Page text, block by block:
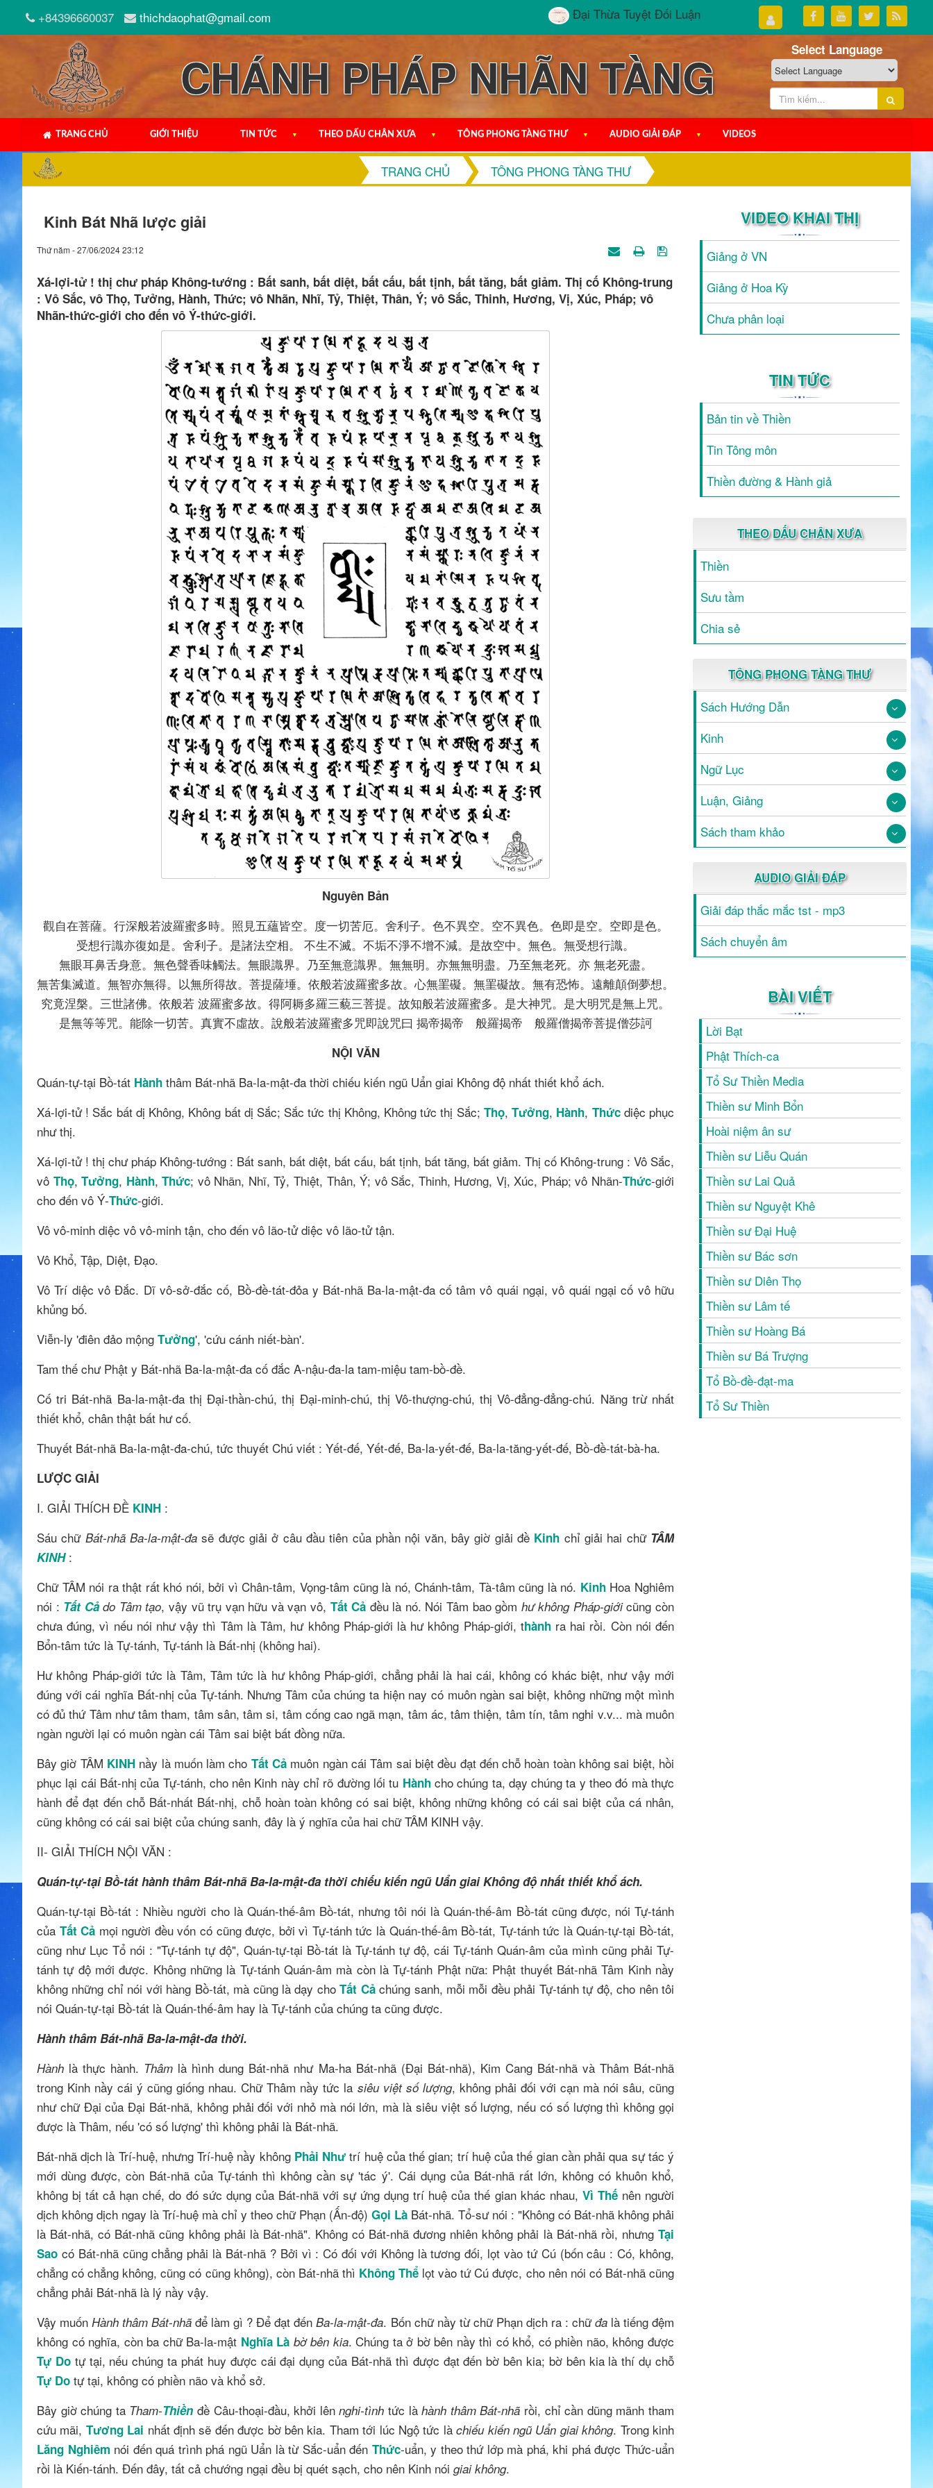
+84396660037 thichdaophat@gmail.com Đại Thừa Tuyệt Đối Luận - phần III Đại Thừa Tuyệt Đối Luận - phần II
CHÁNH PHÁP NHÃN TÀNG Select Language
TRANG CHỦ GIỚI THIỆU TIN TỨC ▼ THEO DẤU CHÂN XƯA ▼ TÔNG PHONG TÀNG THƯ ▼ AUDIO GIẢI ĐÁP ▼ VIDEOS
TRANG CHỦ TÔNG PHONG TÀNG THƯ
Kinh Bát Nhã lược giải
Thứ năm - 27/06/2024 23:12
Xá-lợi-tử ! thị chư pháp Không-tướng : Bất sanh, bất diệt, bất cấu, bất tịnh, bất tăng, bất giảm. Thị cố Không-trung
: Vô Sắc, vô Thọ, Tưởng, Hành, Thức; vô Nhãn, Nhĩ, Tỷ, Thiệt, Thân, Ý; vô Sắc, Thinh, Hương, Vị, Xúc, Pháp; vô
Nhãn-thức-giới cho đến vô Ý-thức-giới.
Nguyên Bản
觀自在菩薩。行深般若波羅蜜多時。照見五蘊皆空。度一切苦厄。舍利子。色不異空。空不異色。色即是空。空即是色。
受想行識亦復如是。舍利子。是諸法空相。 不生不滅。不垢不淨不增不減。是故空中。無色。無受想行識。
無眼耳鼻舌身意。無色聲香味觸法。無眼識​界。乃至無意識界。無無明。亦無無明盡。乃至無老死。亦 無老死盡。
無苦集滅道。無智亦無得。以無所得故。菩提薩埵。依般若波羅蜜多故。心無罣礙。無罣礙故。無有恐怖。遠離顛倒夢想。
究竟涅槃。三世諸佛。依般若 波羅蜜多故。得阿耨多羅三藐三菩提。故知般若波羅蜜多。是大神咒。是大明咒是無上咒。
是無等等咒。能除一切苦。真實不虛故。說般若波羅蜜多咒即說咒曰 揭帝揭帝 般羅揭帝 般羅僧揭帝菩提僧莎訶
NỘI V​ĂN
Quán-tự-tại Bồ-tát Hành thâm Bát-nhã Ba-la-mật-đa thời chiếu kiến ngũ Uẩn giai Không độ nhất thiết khổ ách.
Xá-lợi-tử ! Sắc bất dị Không, Không bất dị Sắc; Sắc tức thị Không, Không tức thị Sắc; Thọ,Tưởng, Hành, Thứcdiệc phục
như thị.
Xá-lợi-tử ! thị chư pháp Không-tướng : Bất sanh, bất diệt, bất cấu, bất tịnh, bất tăng, bất giảm. Thị cố Không-trung : Vô Sắc,
vô Thọ,Tưởng, Hành,Thức; vô Nhãn, Nhĩ, Tỷ, Thiệt, Thân, Ý; vô Sắc, Thinh, Hương, Vị, Xúc, Pháp; vô Nhãn-Thức-giới
cho đến vô Ý-Thức-giới.
Vô vô-minh diệc vô vô-minh tận, cho đến vô lão-tử diệc vô lão-tử tận.
Vô Khổ, Tập, Diệt, Đạo.
Vô Trí diệc vô Đắc. Dĩ vô-sở-đắc cố, Bồ-đề-tát-đỏa y Bát-nhã Ba-la-mật-đa cố tâm vô quái ngại, vô quái ngại cố vô hữu
khủng bố.
Viễn-ly 'điên đảo mộng Tưởng', 'cứu cánh niết-bàn'.
Tam thế chư Phật y Bát-nhã Ba-la-mật-đa cố đắc A-nậu-đa-la tam-miệu tam-bồ-đề.
Cố tri Bát-nhã Ba-la-mật-đa thị Đại-thần-chú, thị Đại-minh-chú, thị Vô-thượng-chú, thị Vô-đẳng-đẳng-chú. Năng trừ nhất
thiết khổ, chân thật bất hư cố.
Thuyết Bát-nhã Ba-la-mật-đa-chú, tức thuyết Chú viết : Yết-đế, Yết-đế, Ba-la-yết-đế, Ba-la-tăng-yết-đế, Bồ-đề-tát-bà-ha.
LƯỢC GI​ẢI
I. GIẢI THÍCH ĐỀ KINH :
Sáu chữ Bát-nhã Ba-la-mật-đa sẽ được giải ở câu đầu tiên của phần nội văn, bây giờ giải đề Kinh chỉ giải hai chữ TÂM
KINH:
Chữ TÂM nói ra thật rất khó nói, bởi vì Chân-tâm, Vọng-tâm cũng là nó, Chánh-tâm, Tà-tâm cũng là nó. KinhHoa Nghiêm
nói : Tất Cảdo Tâm tạo, vậy vũ trụ vạn hữu và vạn vô, Tất Cả đều là nó. Nói Tâm bao gồm hư không Pháp-giớicũng còn
chưa đúng, vì nếu nói như vậy thì Tâm là Tâm, hư không Pháp-giới là hư không Pháp-giới, tHànhra hai rồi. Còn nói đến
Bổn-tâm tức là Tự-tánh, Tự-tánh là Bất-nhị (không hai).
Hư không Pháp-giới tức là Tâm, Tâm tức là hư không Pháp-giới, chẳng phải là hai cái, không có khác biệt, như vậy mới
đúng với cái nghĩa Bất-nhị của Tự-tánh. Nhưng Tâm của chúng ta hiện nay có muôn ngàn sai biệt, không những một mình
có đủ thứ Tâm như tâm tham, tâm sân, tâm si, tâm cống cao ngã mạn, tâm ác, tâm thiện, tâm tín, tâm nghi v.v... mà muôn
ngàn người lại có muôn ngàn cái Tâm sai biệt bất đồng nữa.
Bây giờ TÂM KINHnầy là muốn làm cho Tất Cả muôn ngàn cái Tâm sai biệt đều đạt đến chỗ hoàn toàn không sai biệt, hồi
phục lại cái Bất-nhị của Tự-tánh, cho nên Kinh này chỉ rõ đường lối tu Hànhcho chúng ta, dạy chúng ta y theo đó mà thực
hành để đạt đến chỗ Bất-nhất Bất-nhị, chỗ hoàn toàn không có sai biệt, không những không có cái sai biệt của cá nhân,
cũng không có cái sai biệt của chúng sanh, đây là ý nghĩa của hai chữ TÂM KINH vậy.
II- GIẢI THÍCH NỘI VĂN :
Quán-tự-tại Bồ-tát hành thâm Bát-nhã Ba-la-mật-đa thời chiếu kiến ngũ Uẩn giai Không độ nhất thiết khổ ách.
Quán-tự-tại Bồ-tát : Nhiều người cho là Quán-thế-âm Bồ-tát, nhưng tôi nói là Quán-thế-âm Bồ-tát cũng được, nói Tự-tánh
của Tất Cả mọi người đều vốn có cũng được, bởi vì Tự-tánh tức là Quán-thế-âm Bồ-tát, Tự-tánh tức là Quán-tự-tại Bồ-tát,
cũng như Lục Tổ nói : "Tự-tánh tự độ", Quán-tự-tại Bồ-tát là Tự-tánh tự độ, cái Tự-tánh Quán-âm của mình cũng phải Tự-
tánh tự độ mới được. Không những là Tự-tánh Quán-âm mà còn là Tự-tánh Phật nữa: Phật thuyết Bát-nhã Tâm Kinh nầy
không những chỉ nói với hàng Bồ-tát, mà cũng là dạy choTất Cảchúng sanh, mỗi mỗi đều phải Tự-tánh tự độ, cho nên tôi
nói Quán-tự-tại Bồ-tát là Quán-thế-âm hay là Tự-tánh của chúng ta cũng được.
Hành thâm Bát-nhã Ba-la-mật-đa thời.
Hành là thực hành. Thâm là hình dung Bát-nhã như Ma-ha Bát-nhã (Đại Bát-nhã), Kim Cang Bát-nhã và Thâm Bát-nhã
trong Kinh nầy cái ý cũng giống nhau. Chữ Thâm nầy tức la siêu việt số lượng, không phải đối với cạn mà nói sâu, cũng
như chữ Đại của Đại Bát-nhã, không phải đối với nhỏ mà nói lớn, mà là siêu việt số lượng, nếu có số lượng thì không gọi
được là Thâm, nếu 'có số lượng' thì không phải là Bát-nhã.
Bát-nhã dịch là Trí-huệ, nhưng Trí-huệ nầy không Phải Như trí huệ của thế gian; trí huệ của thế gian cần phải qua sự tác ý
mới dùng được, còn Bát-nhã của Tự-tánh thì không cần sự 'tác ý'. Cái dụng của Bát-nhã rất lớn, không có khuôn khổ,
không bị tất cả hạn chế, do đó sức dụng của Bát-nhã với sự ứng dụng trí huệ của thế gian khác nhau, Vì Thếnên người
dịch không dịch ngay là Trí-huệ mà chỉ y theo chữ Phạn (Ấn-độ) Gọi Là Bát-nhã. Tổ-sư nói : "Không có Bát-nhã không phải
là Bát-nhã, có Bát-nhã cũng không phải là Bát-nhã". Không có Bát-nhã đương nhiên không phải là Bát-nhã rồi, nhưng Tại
Sao có Bát-nhã cũng chẳng phải là Bát-nhã ? Bởi vì : Có đối với Không là tương đối, lọt vào tứ Cú (bốn câu : Có, không,
chẳng có chẳng không, cũng có cũng không), còn Bát-nhã thì Không Thể lọt vào tứ Cú được, cho nên nói có Bát-nhã cũng
chẳng phải Bát-nhã là lý nầy vậy.
Vậy muốnHành thâm Bát-nhã để làm gì ? Để đạt đếnBa-la-mật-đa. Bốn chữ nầy từ chữ Phạn dịch ra : chữđalà tiếng đệm
không có nghĩa, còn ba chữ Ba-la-mật Nghĩa Là bờ bên kia. Chúng ta ở bờ bên nầy thì có khổ, có phiền não, không được
Tự Dotự tại, nếu chúng ta phát huy được cái đại dụng của Bát-nhã thì được đạt đến bờ bên kia; bờ bên kia là thí dụ chỗ
Tự Do tự tại, không có phiền não và khổ sở.
Bây giờ chúng ta Tham-Thiền đề Câu-thoại-đầu, khởi lênnghi-tình tức làhành thâm Bát-nhã rồi, chỉ cần dũng mãnh tham
cứu mãi, Tương Lai nhất định sẽ đến được bờ bên kia. Tham tới lúc Ngộ tức làchiếu kiến ngũ Uẩn giai không. Trong kinh
Lăng Nghiêm nói đến quá trình phá ngũ Uẩn là từ Sắc-uẩn đến Thức-uẩn, y theo thứ lớp mà phá, khi phá được Thức-uẩn
rồi là Kiến-tánh. Đến đây, tất cả chướng ngại đều bị quét sạch, cho nên Kinh nói giai không.
VIDEO KHAI THỊ
Giảng ở VN
Giảng ở Hoa Kỳ
Chưa phân loại
TIN TỨC
Bản tin về Thiền
Tin Tông môn
Thiền đường & Hành giả
THEO DẤU CHÂN XƯA
Thiền
Sưu tầm
Chia sẻ
TÔNG PHONG TÀNG THƯ
Sách Hướng Dẫn
Kinh
Ngữ Lục
Luận, Giảng
Sách tham khảo
AUDIO GIẢI ĐÁP
Giải đáp thắc mắc tst - mp3
Sách chuyển âm
BÀI VIẾT
Lời Bạt
Phật Thích-ca
Tổ Sư Thiền Media
Thiền sư Minh Bổn
Hoài niệm ân sư
Thiền sư Liễu Quán
Thiền sư Lai Quả
Thiền sư Nguyệt Khê
Thiền sư Đại Huệ
Thiền sư Bác sơn
Thiền sư Diên Thọ
Thiền sư Lâm tế
Thiền sư Hoàng Bá
Thiền sư Bá Trượng
Tổ Bồ-đề-đạt-ma
Tổ Sư Thiền